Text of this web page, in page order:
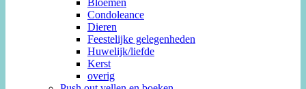
Condoleance
Dieren
Feestelijke gelegenheden
Huwelijk/liefde
Kerst
overig